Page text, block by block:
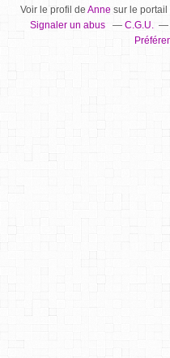
Voir le profil de Annesur le portail
Signaler un abus
C.G.U.